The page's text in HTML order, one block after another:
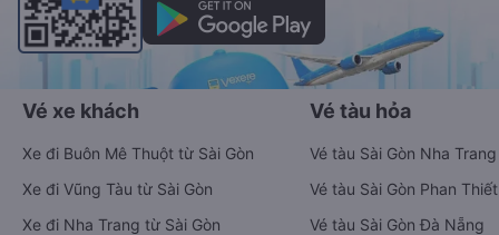
Vé xe khách
Xe đi Buôn Mê Thuột từ Sài Gòn
Xe đi Vũng Tàu từ Sài Gòn
Xe đi Nha Trang từ Sài Gòn
Vé tàu hỏa
Vé tàu Sài Gòn Nha Trang
Vé tàu Sài Gòn Phan Thiết
Vé tàu Sài Gòn Đà Nẵng